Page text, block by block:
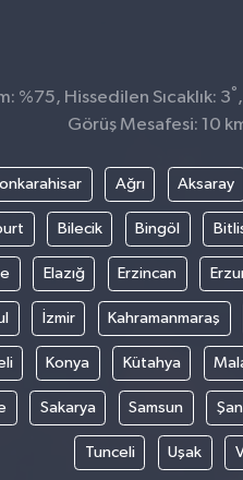
%75, Hissedilen Sıcaklık: 3°
Görüş Mesafesi: 10
Ağrı Aksaray
Bilecik Bingöl
Elazığ Erzincan
İzmir Kahramanmaraş
Konya Kütahya
Sakarya Samsun
Tunceli Uşak